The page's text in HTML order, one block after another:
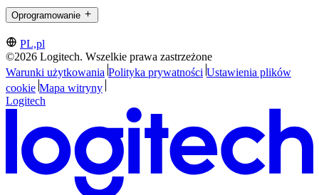
Oprogramowanie
PL,pl
©2026 Logitech. Wszelkie prawa zastrzeżone
Warunki użytkowania Polityka prywatności Ustawienia plików
cookie Mapa witryny
Logitech